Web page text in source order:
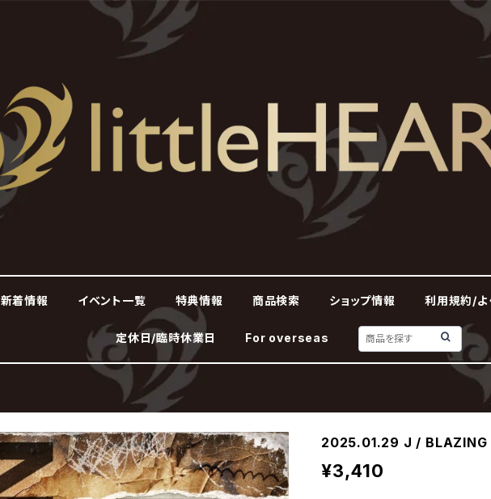
新着情報 イベント一覧 特典情報 商品検索 ショップ情報 利用規約/よ
定休日/臨時休業日 For overseas
2025.01.29 J / BLAZING
¥3,410